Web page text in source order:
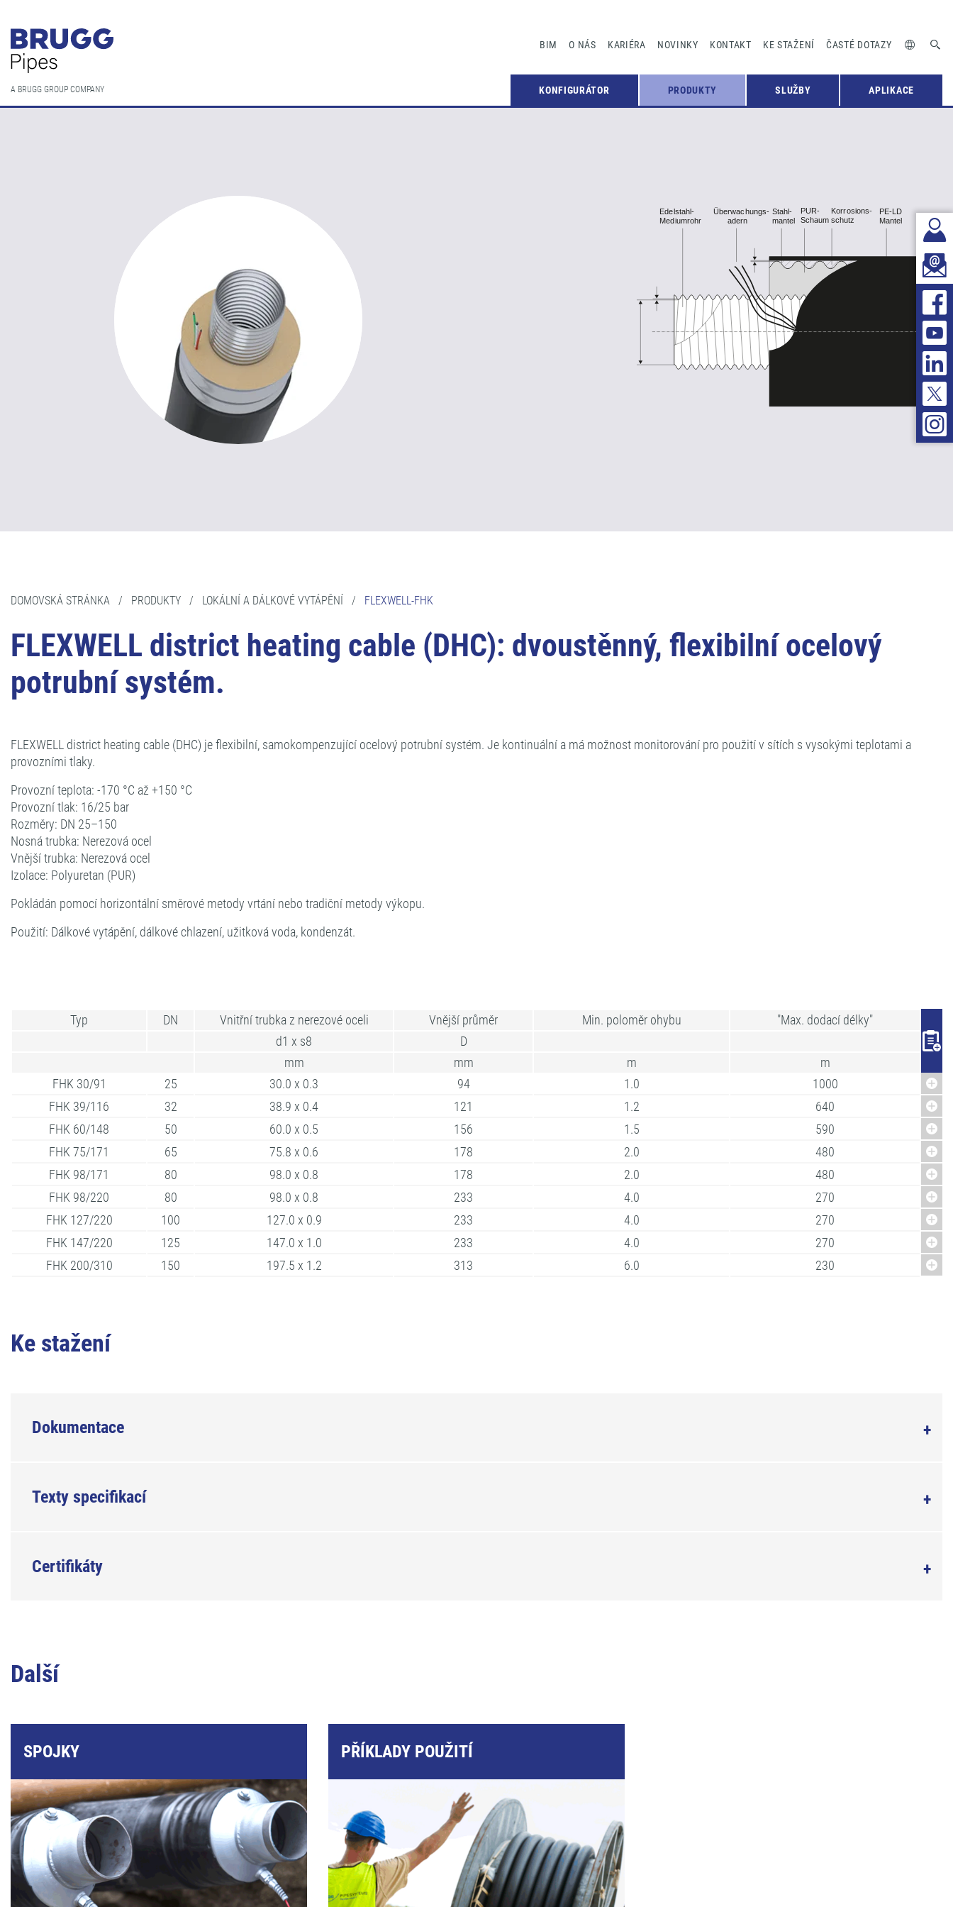
BIM O NÁS KARIÉRA NOVINKY KONTAKT KE STAŽENÍ ČASTÉ DOTAZY
A BRUGG GROUP COMPANY KONFIGURÁTOR PRODUKTY SLUŽBY APLIKACE
DOMOVSKÁ STRÁNKA / PRODUKTY / LOKÁLNÍ A DÁLKOVÉ VYTÁPĚNÍ / FLEXWELL-FHK
FLEXWELL district heating cable (DHC): dvoustěnný, flexibilní ocelový
potrubní systém.
FLEXWELL district heating cable (DHC) je flexibilní, samokompenzující ocelový potrubní systém. Je kontinuální a má možnost monitorování pro použití v sítích s vysokými teplotami a
provozními tlaky.
Provozní teplota: -170 °C až +150 °C
Provozní tlak: 16/25 bar
Rozměry: DN 25–150
Nosná trubka: Nerezová ocel
Vnější trubka: Nerezová ocel
Izolace: Polyuretan (PUR)
Pokládán pomocí horizontální směrové metody vrtání nebo tradiční metody výkopu.
Použití: Dálkové vytápění, dálkové chlazení, užitková voda, kondenzát.
Typ DN Vnitřní trubka z nerezové oceli Vnější průměr Min. poloměr ohybu
"Max. dodací délky"
d1 x s8
D
mm
mm m
m
FHK 30/91
25 30.0 x 0.3 94 1.0
1000
FHK 39/116
32 38.9 x 0.4 121 1.2
640
FHK 60/148
50 60.0 x 0.5 156 1.5
590
FHK 75/171
65 75.8 x 0.6 178 2.0
480
FHK 98/171
80 98.0 x 0.8 178 2.0
480
FHK 98/220
80 98.0 x 0.8 233 4.0
270
FHK 127/220
100 127.0 x 0.9 233 4.0
270
FHK 147/220
125 147.0 x 1.0 233 4.0
270
FHK 200/310
150 197.5 x 1.2 313 6.0 230
Ke stažení
Dokumentace
Texty specifikací
Certifikáty
Další
SPOJKY PŘÍKLADY POUŽITÍ